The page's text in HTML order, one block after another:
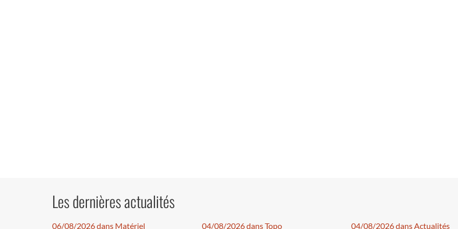
Les dernières actualités
06/08/2026 dans Matériel 04/08/2026 dans Topo 04/08/2026 dans Actualités